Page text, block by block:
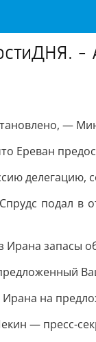
—
Ереван
делегацию,
подал в
Ирана запасы
на
— пресс-